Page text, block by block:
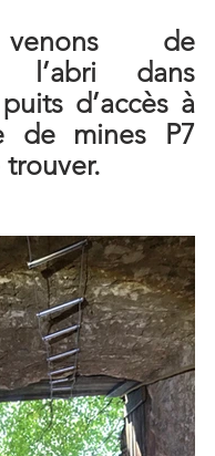
de
l’abri dans
d’accès à
de mines P7